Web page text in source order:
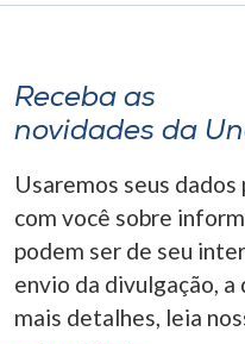
Receba as
novidades da
Usaremos seus
com você sobre
podem ser de seu
envio da divulgação,
mais detalhes, leia